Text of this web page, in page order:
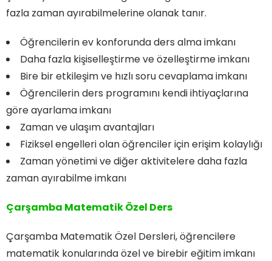
fazla zaman ayırabilmelerine olanak tanır.
Öğrencilerin ev konforunda ders alma imkanı
Daha fazla kişiselleştirme ve özelleştirme imkanı
Bire bir etkileşim ve hızlı soru cevaplama imkanı
Öğrencilerin ders programını kendi ihtiyaçlarına
göre ayarlama imkanı
Zaman ve ulaşım avantajları
Fiziksel engelleri olan öğrenciler için erişim kolaylığı
Zaman yönetimi ve diğer aktivitelere daha fazla
zaman ayırabilme imkanı
Çarşamba Matematik Özel Ders
Çarşamba Matematik Özel Dersleri, öğrencilere
matematik konularında özel ve birebir eğitim imkanı